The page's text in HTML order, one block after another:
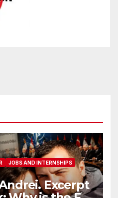
JOBS AND INTERNSHIPS
Excerpt